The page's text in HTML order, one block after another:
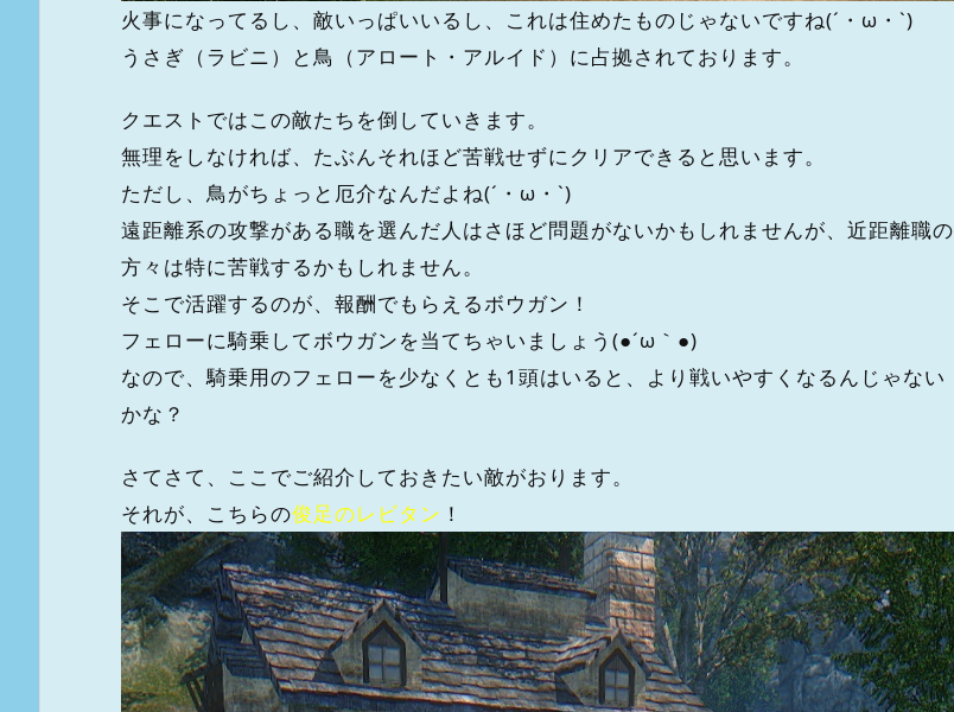
火事になってるし、敵いっぱいいるし、これは住めたものじゃないですね(´・ω・`)
うさぎ（ラビニ）と鳥（アロート・アルイド）に占拠されております。
クエストではこの敵たちを倒していきます。
無理をしなければ、たぶんそれほど苦戦せずにクリアできると思います。
ただし、鳥がちょっと厄介なんだよね(´・ω・`)
遠距離系の攻撃がある職を選んだ人はさほど問題がないかもしれませんが、近距離職の
方々は特に苦戦するかもしれません。
そこで活躍するのが、報酬でもらえるボウガン！
フェローに騎乗してボウガンを当てちゃいましょう(●´ω｀●)
なので、騎乗用のフェローを少なくとも1頭はいると、より戦いやすくなるんじゃない
かな？
さてさて、ここでご紹介しておきたい敵がおります。
それが、こちらの俊足のレビタン ！